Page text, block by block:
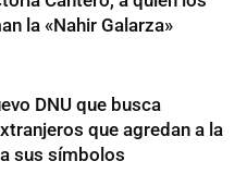
la «Nahir Galarza»
DNU que busca
que agredan a la
sus símbolos